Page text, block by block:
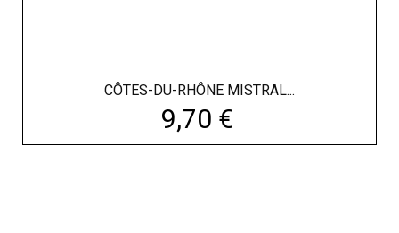
CÔTES-DU-RHÔNE MISTRAL...
Prix
9,70 €